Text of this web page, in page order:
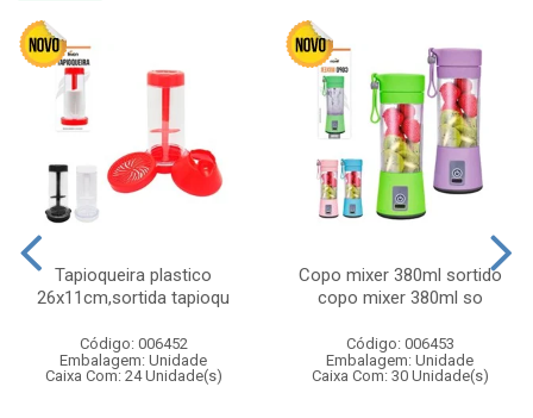
Tapioqueira plastico
26x11cm,sortida tapioqu
Código: 006452
Embalagem: Unidade
Caixa Com: 24 Unidade(s)
Copo mixer 380ml sortido
copo mixer 380ml so
Código: 006453
Embalagem: Unidade
Caixa Com: 30 Unidade(s)